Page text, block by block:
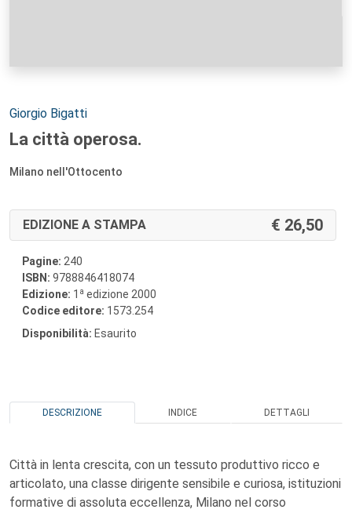
Autori:
Giorgio Bigatti
La città operosa.
Milano nell'Ottocento
EDIZIONE A STAMPA 26,50
Pagine: 240
ISBN: 9788846418074
Edizione: 1 a edizione 2000
Codice editore: 1573.254
Disponibilità: Esaurito
DESCRIZIONE INDICE DETTAGLI
Città in lenta crescita, con un tessuto produttivo ricco e
articolato, una classe dirigente sensibile e curiosa, istituzioni
formative di assoluta eccellenza, Milano nel corso